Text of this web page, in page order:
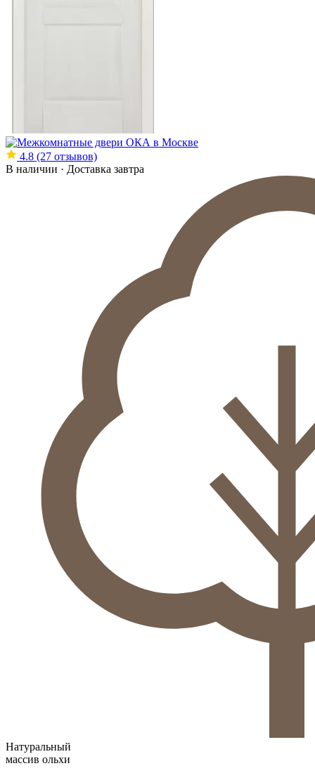
4.8 (27 отзывов)
В наличии · Доставка завтра
Натуральный
массив ольхи